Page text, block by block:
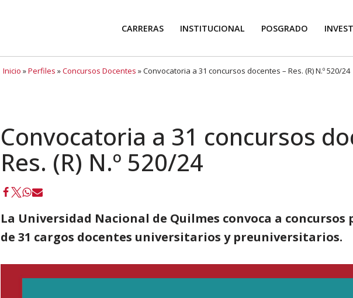
CARRERAS INSTITUCIONAL POSGRADO
Inicio »Perfiles »Concursos Docentes »Convocatoria a 31 concursos docentes – Res. (R) N.º 520/24
Convocatoria a 31 concursos
Res. (R) N.º 520/24
La Universidad Nacional de Quilmes convoca a
de 31 cargos docentes universitarios y preuniversitarios.